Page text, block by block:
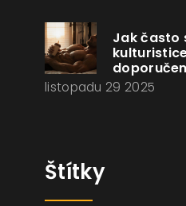
Jak často
listopadu 29 2025
Štítky